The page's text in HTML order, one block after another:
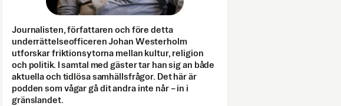
Journalisten, författaren och före detta
underrättelseofficeren Johan Westerholm
utforskar friktionsytorna mellan kultur, religion
och politik. I samtal med gäster tar han sig an både
aktuella och tidlösa samhällsfrågor. Det här är
podden som vågar gå dit andra inte når – in i
gränslandet.